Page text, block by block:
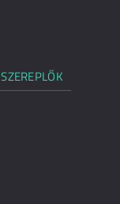
SZEREPLŐK